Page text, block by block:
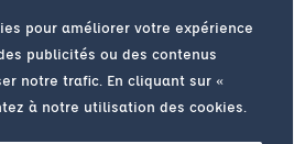
pour améliorer votre expérience
publicités ou des contenus
notre trafic. En cliquant sur «
à notre utilisation des cookies.